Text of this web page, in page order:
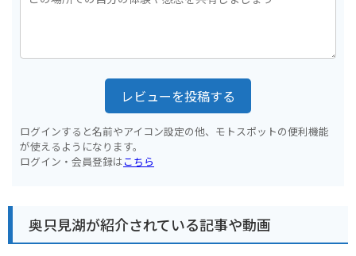
レビューを投稿する
ログインすると名前やアイコン設定の他、モトスポットの便利機能
が使えるようになります。
ログイン・会員登録はこちら
奥只見湖が紹介されている記事や動画